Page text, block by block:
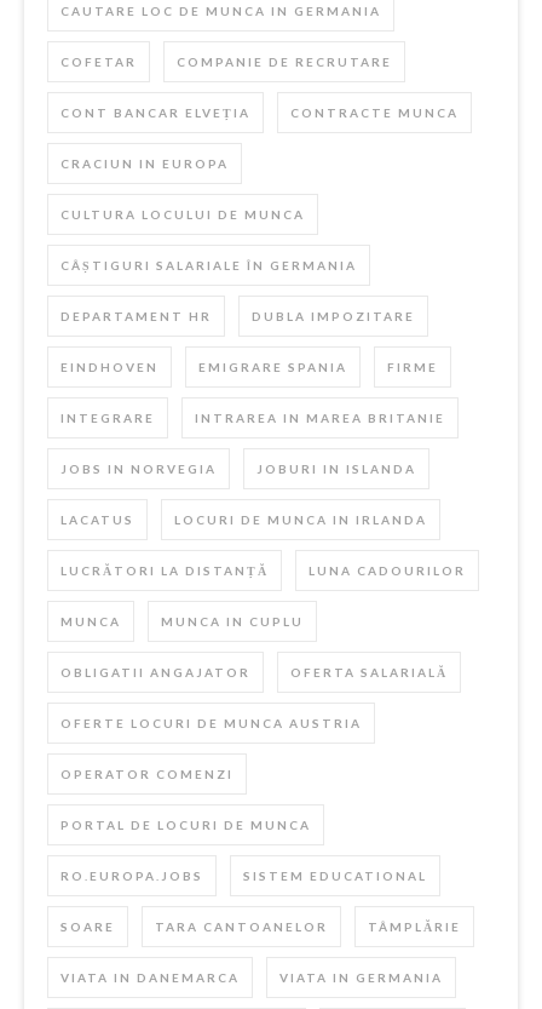
CAUTARE LOC DE MUNCA IN GERMANIA
COFETAR COMPANIE DE RECRUTARE
CONT BANCAR ELVEȚIA CONTRACTE MUNCA
CRACIUN IN EUROPA
CULTURA LOCULUI DE MUNCA
CÂȘTIGURI SALARIALE ÎN GERMANIA
DEPARTAMENT HR DUBLA IMPOZITARE
EINDHOVEN EMIGRARE SPANIA FIRME
INTEGRARE INTRAREA IN MAREA BRITANIE
JOBS IN NORVEGIA JOBURI IN ISLANDA
LACATUS LOCURI DE MUNCA IN IRLANDA
LUCRĂTORI LA DISTANȚĂ LUNA CADOURILOR
MUNCA MUNCA IN CUPLU
OBLIGATII ANGAJATOR OFERTA SALARIALĂ
OFERTE LOCURI DE MUNCA AUSTRIA
OPERATOR COMENZI
PORTAL DE LOCURI DE MUNCA
RO.EUROPA.JOBS SISTEM EDUCATIONAL
SOARE TARA CANTOANELOR TÂMPLĂRIE
VIATA IN DANEMARCA VIATA IN GERMANIA